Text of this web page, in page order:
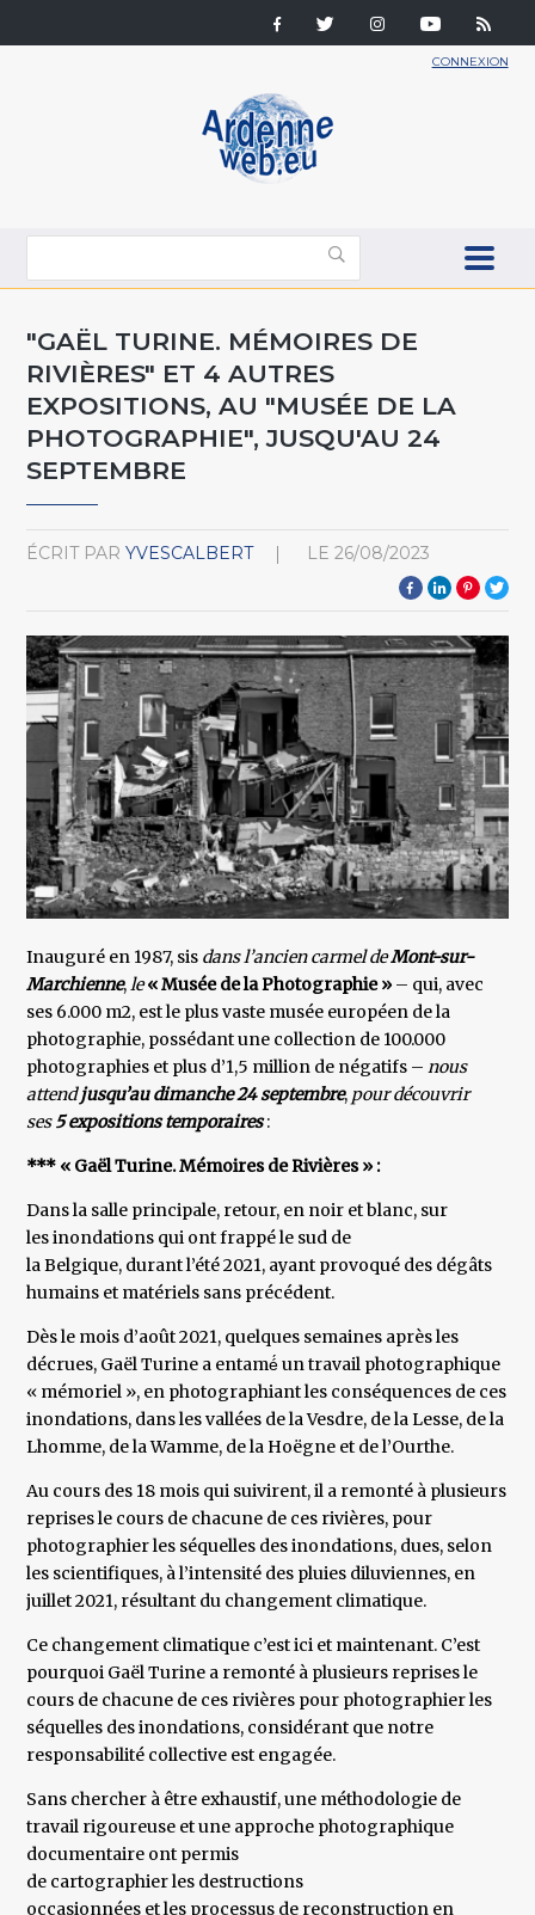
CONNEXION
"GAËL TURINE. MÉMOIRES DE
RIVIÈRES" ET 4 AUTRES
EXPOSITIONS, AU "MUSÉE DE LA
PHOTOGRAPHIE", JUSQU'AU 24
SEPTEMBRE
ÉCRIT PAR YVESCALBERT LE 26/08/2023
Inauguré en 1987, sis dans l’ancien carmel deMont-sur-
Marchienne,le« Musée de la Photographie » – qui, avec
ses 6.000 m2, est le plus vaste musée européen de la
photographie, possédant une collection de 100.000
photographies et plus d’1,5 million de négatifs –nous
attendjusqu’au dimanche 24 septembre, pour découvrir
ses5 expositions temporaires:
*** « Gaël Turine. Mémoires de Rivières » :
Dans la salle principale, retour, en noir et blanc, sur
les inondations qui ont frappé le sud de
la Belgique, durant l’été 2021, ayant provoqué des dégâts
humains et matériels sans précédent.
Dès le mois d’août 2021, quelques semaines après les
décrues, Gaël Turine a entamé́ un travail photographique
« mémoriel », en photographiant les conséquences de ces
inondations, dans les vallées de la Vesdre, de la Lesse, de la
Lhomme, de la Wamme, de la Hoëgne et de l’Ourthe.
Au cours des 18 mois qui suivirent, il a remonté à plusieurs
reprises le cours de chacune de ces rivières, pour
photographier les séquelles des inondations, dues, selon
les scientifiques, à l’intensité des pluies diluviennes, en
juillet 2021, résultant du changement climatique.
Ce changement climatique c’est ici et maintenant. C’est
pourquoi Gaël Turine a remonté à plusieurs reprises le
cours de chacune de ces rivières pour photographier les
séquelles des inondations, considérant que notre
responsabilité collective est engagée.
Sans chercher à être exhaustif, une méthodologie de
travail rigoureuse et une approche photographique
documentaire ont permis
de cartographier les destructions
occasionnées et les processus de reconstruction en